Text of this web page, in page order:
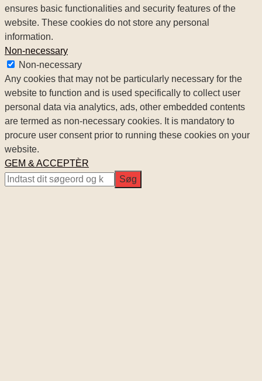
ensures basic functionalities and security features of the
website. These cookies do not store any personal
information.
Non-necessary
Non-necessary
Any cookies that may not be particularly necessary for the
website to function and is used specifically to collect user
personal data via analytics, ads, other embedded contents
are termed as non-necessary cookies. It is mandatory to
procure user consent prior to running these cookies on your
website.
GEM & ACCEPTÈR